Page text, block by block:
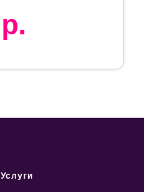
р.
Услуги